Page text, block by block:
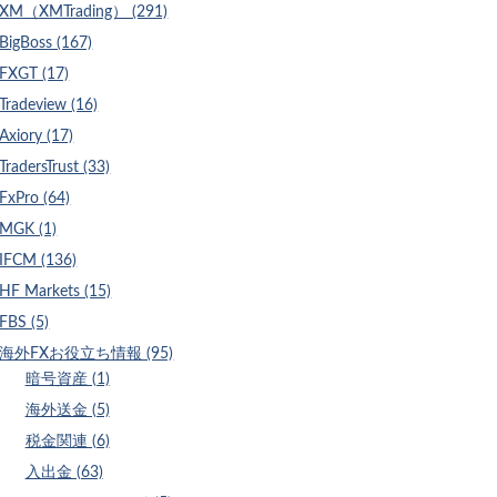
XM（XMTrading） (291)
BigBoss (167)
FXGT (17)
Tradeview (16)
Axiory (17)
TradersTrust (33)
FxPro (64)
MGK (1)
IFCM (136)
HF Markets (15)
FBS (5)
海外FXお役立ち情報 (95)
暗号資産 (1)
海外送金 (5)
税金関連 (6)
入出金 (63)